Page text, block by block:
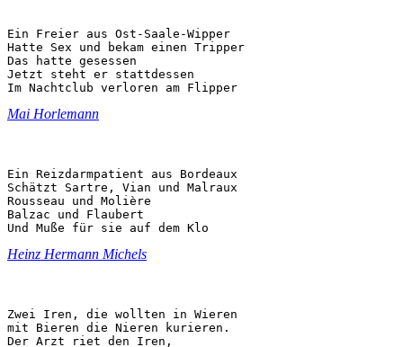
Ein Freier aus Ost-Saale-Wipper
Hatte Sex und bekam einen Tripper
Das hatte gesessen
Jetzt steht er stattdessen
Im Nachtclub verloren am Flipper
Mai Horlemann
Ein Reizdarmpatient aus Bordeaux
Schätzt Sartre, Vian und Malraux
Rousseau und Molière
Balzac und Flaubert
Und Muße für sie auf dem Klo
Heinz Hermann Michels
Zwei Iren, die wollten in Wieren
mit Bieren die Nieren kurieren.
Der Arzt riet den Iren,